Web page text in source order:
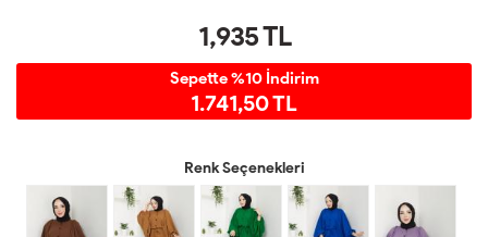
1,935TL
Sepette %10 İndirim
1.741,50 TL
Renk Seçenekleri